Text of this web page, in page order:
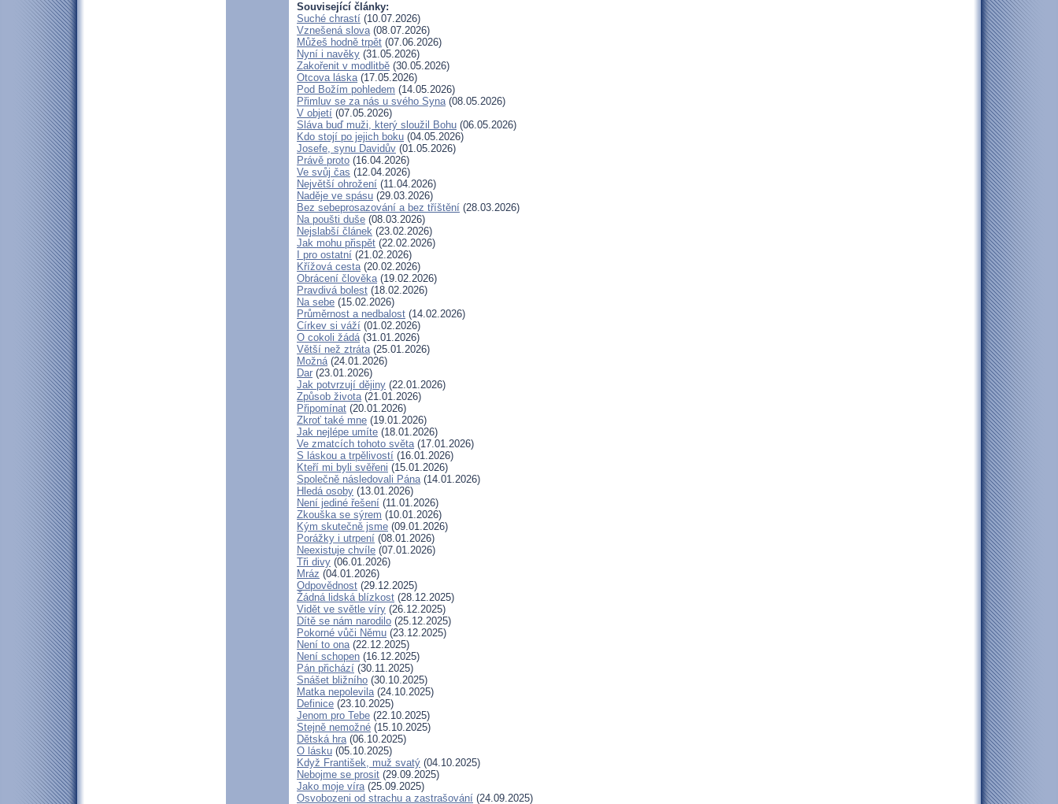
Související články:
Suché chrastí (10.07.2026)
Vznešená slova(08.07.2026)
Můžeš hodně trpět (07.06.2026)
Nyní i navěky (31.05.2026)
Zakořenit v modlitbě (30.05.2026)
Otcova láska(17.05.2026)
Pod Božím pohledem (14.05.2026)
Přimluv se za nás u svého Syna(08.05.2026)
V objetí (07.05.2026)
Sláva buď muži, který sloužil Bohu (06.05.2026)
Kdo stojí po jejich boku (04.05.2026)
Josefe, synu Davidův (01.05.2026)
Právě proto (16.04.2026)
Ve svůj čas (12.04.2026)
Největší ohrožení (11.04.2026)
Naděje ve spásu (29.03.2026)
Bez sebeprosazování a bez tříštění (28.03.2026)
Na poušti duše (08.03.2026)
Nejslabší článek (23.02.2026)
Jak mohu přispět (22.02.2026)
I pro ostatní (21.02.2026)
Křížová cesta(20.02.2026)
Obrácení člověka(19.02.2026)
Pravdivá bolest (18.02.2026)
Na sebe (15.02.2026)
Průměrnost a nedbalost (14.02.2026)
Církev si váží (01.02.2026)
O cokoli žádá(31.01.2026)
Větší než ztráta(25.01.2026)
Možná(24.01.2026)
Dar (23.01.2026)
Jak potvrzují dějiny (22.01.2026)
Způsob života(21.01.2026)
Připomínat (20.01.2026)
Zkroť také mne (19.01.2026)
Jak nejlépe umíte (18.01.2026)
Ve zmatcích tohoto světa(17.01.2026)
S láskou a trpělivostí (16.01.2026)
Kteří mi byli svěřeni (15.01.2026)
Společně následovali Pána(14.01.2026)
Hledá osoby (13.01.2026)
Není jediné řešení (11.01.2026)
Zkouška se sýrem (10.01.2026)
Kým skutečně jsme (09.01.2026)
Porážky i utrpení (08.01.2026)
Neexistuje chvíle (07.01.2026)
Tři divy (06.01.2026)
Mráz (04.01.2026)
Odpovědnost (29.12.2025)
Žádná lidská blízkost (28.12.2025)
Vidět ve světle víry (26.12.2025)
Dítě se nám narodilo (25.12.2025)
Pokorné vůči Němu (23.12.2025)
Není to ona(22.12.2025)
Není schopen (16.12.2025)
Pán přichází (30.11.2025)
Snášet bližního (30.10.2025)
Matka nepolevila(24.10.2025)
Definice (23.10.2025)
Jenom pro Tebe (22.10.2025)
Stejně nemožné (15.10.2025)
Dětská hra(06.10.2025)
O lásku (05.10.2025)
Když František, muž svatý (04.10.2025)
Nebojme se prosit (29.09.2025)
Jako moje víra(25.09.2025)
Osvobozeni od strachu a zastrašování (24.09.2025)